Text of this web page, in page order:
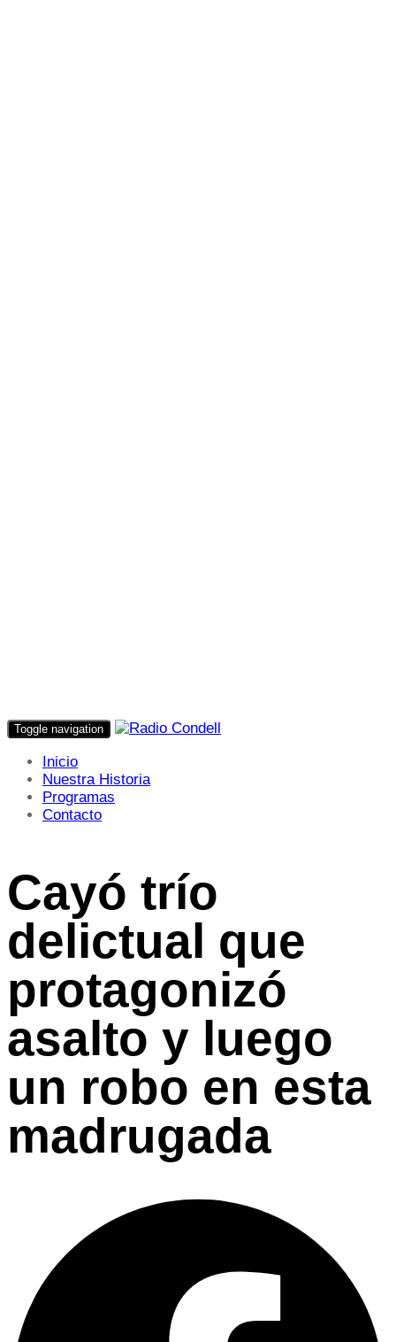
Toggle navigation
Inicio
Nuestra Historia
Programas
Contacto
Cayó trío
delictual que
protagonizó
asalto y luego
un robo en esta
madrugada